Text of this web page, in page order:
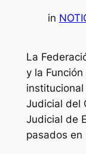
in
La
y la
Judicial del
Judicial de
pasados en